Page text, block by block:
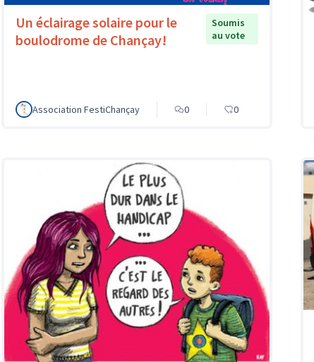
Un éclairage solaire pour le
boulodrome de Chançay!
Soumis
au vote
Association FestiChançay 0 0